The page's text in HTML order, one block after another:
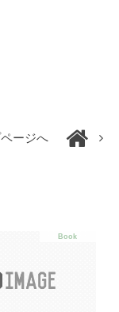
ページへ
Book